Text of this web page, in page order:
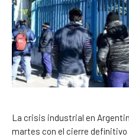
La crisis industrial en
martes con el cierre